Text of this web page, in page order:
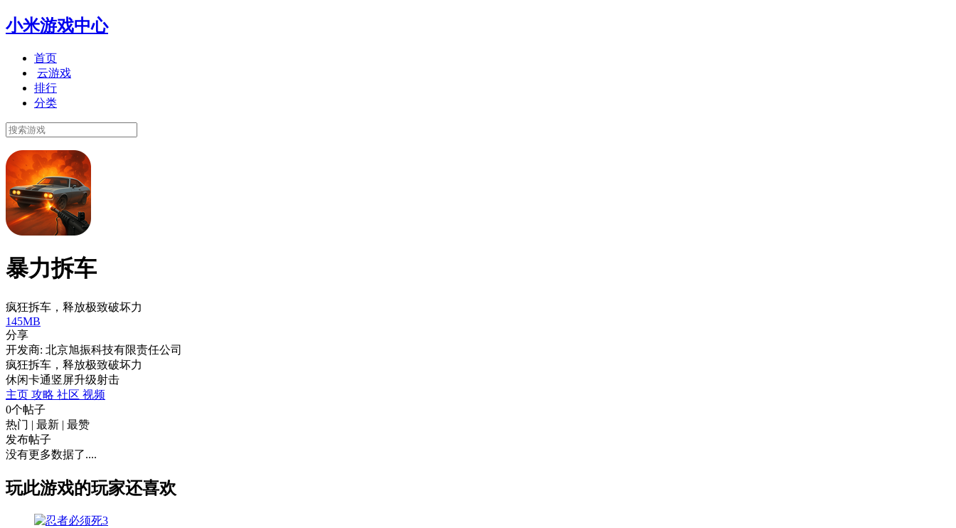
小米游戏中心
首页
云游戏
排行
分类
暴力拆车
疯狂拆车，释放极致破坏力
145MB
分享
开发商: 北京旭振科技有限责任公司
疯狂拆车，释放极致破坏力
休闲卡通竖屏升级射击
主页 攻略 社区 视频
0个帖子
热门 | 最新 | 最赞
发布帖子
没有更多数据了....
玩此游戏的玩家还喜欢